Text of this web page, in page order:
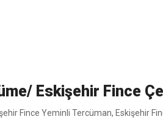
Eskişehir Fince
Fince Yeminli Tercüman, Eskişehir